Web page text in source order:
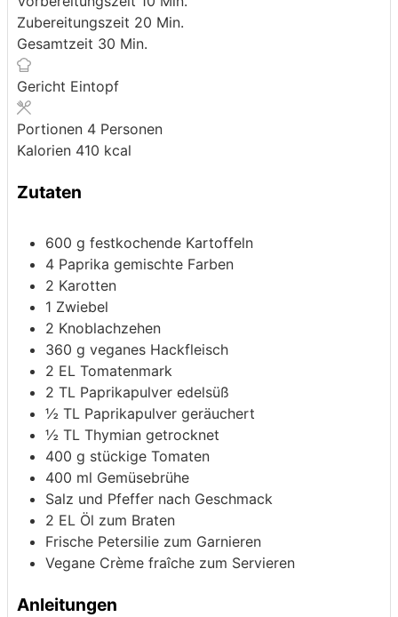
Zubereitungszeit 20 Minuten
Min.
Gesamtzeit 30 Minuten
Min.
Gericht Eintopf
Portionen 4 Personen
Kalorien 410 kcal
Zutaten
600 g festkochende Kartoffeln
4 Paprika gemischte Farben
2 Karotten
1 Zwiebel
2 Knoblachzehen
360 g veganes Hackfleisch
2 EL Tomatenmark
2 TL Paprikapulver edelsüß
½ TL Paprikapulver geräuchert
½ TL Thymian getrocknet
400 g stückige Tomaten
400 ml Gemüsebrühe
Salz und Pfeffer nach Geschmack
2 EL Öl zum Braten
Frische Petersilie zum Garnieren
Vegane Crème fraîche zum Servieren
Anleitungen